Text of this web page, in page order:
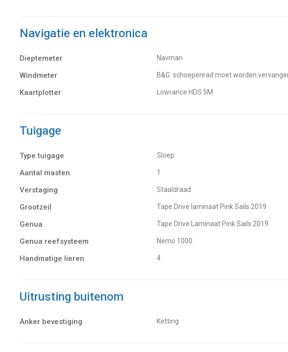
Navigatie en elektronica
Dieptemeter Navman
Windmeter B&G. schoepenrad moet worden
Kaartplotter Lowrance HDS 5M
Tuigage
Type tuigage Sloep
Aantal masten 1
Verstaging Staaldraad
Grootzeil Tape Drive laminaat Pink Sails 2019
Genua Tape Drive Laminaat Pink Sails 2019
Genua reefsysteem Nemo 1000
Handmatige lieren 4
Uitrusting buitenom
Anker bevestiging Ketting